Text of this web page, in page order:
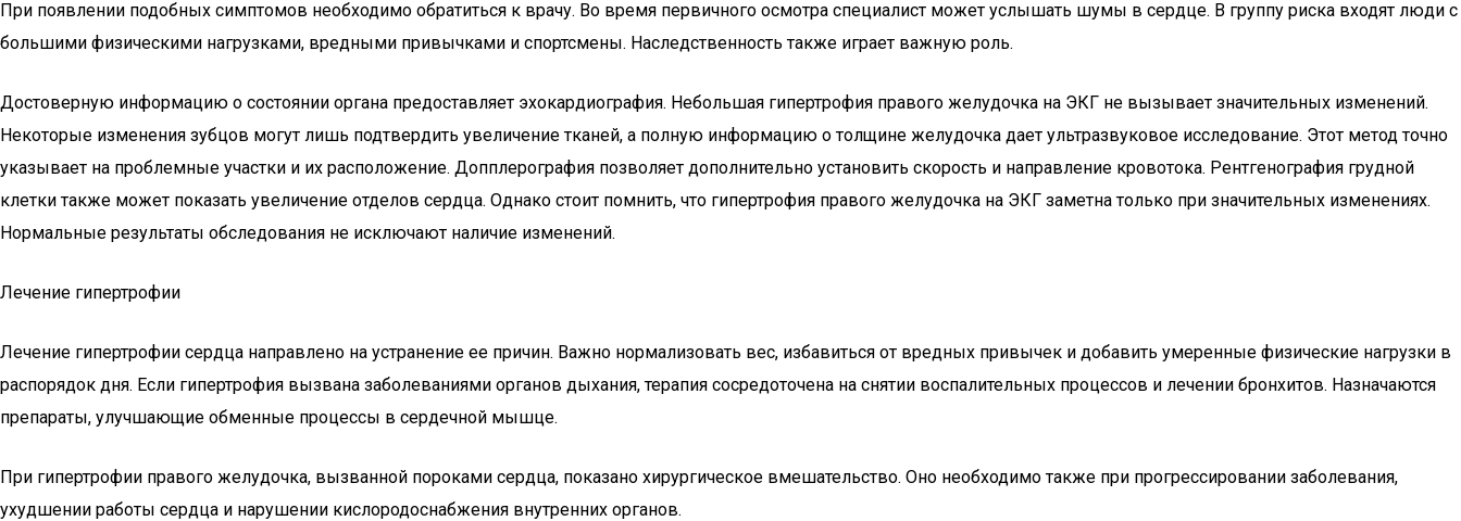
При появлении подобных симптомов необходимо обратиться к врачу. Во время первичного осмотра специалист может услышать шумы в сердце. В группу риска входят люди с
большими физическими нагрузками, вредными привычками и спортсмены. Наследственность также играет важную роль.
Достоверную информацию о состоянии органа предоставляет эхокардиография. Небольшая гипертрофия правого желудочка на ЭКГ не вызывает значительных изменений.
Некоторые изменения зубцов могут лишь подтвердить увеличение тканей, а полную информацию о толщине желудочка дает ультразвуковое исследование. Этот метод точно
указывает на проблемные участки и их расположение. Допплерография позволяет дополнительно установить скорость и направление кровотока. Рентгенография грудной
клетки также может показать увеличение отделов сердца. Однако стоит помнить, что гипертрофия правого желудочка на ЭКГ заметна только при значительных изменениях.
Нормальные результаты обследования не исключают наличие изменений.
Лечение гипертрофии
Лечение гипертрофии сердца направлено на устранение ее причин. Важно нормализовать вес, избавиться от вредных привычек и добавить умеренные физические нагрузки в
распорядок дня. Если гипертрофия вызвана заболеваниями органов дыхания, терапия сосредоточена на снятии воспалительных процессов и лечении бронхитов. Назначаются
препараты, улучшающие обменные процессы в сердечной мышце.
При гипертрофии правого желудочка, вызванной пороками сердца, показано хирургическое вмешательство. Оно необходимо также при прогрессировании заболевания,
ухудшении работы сердца и нарушении кислородоснабжения внутренних органов.